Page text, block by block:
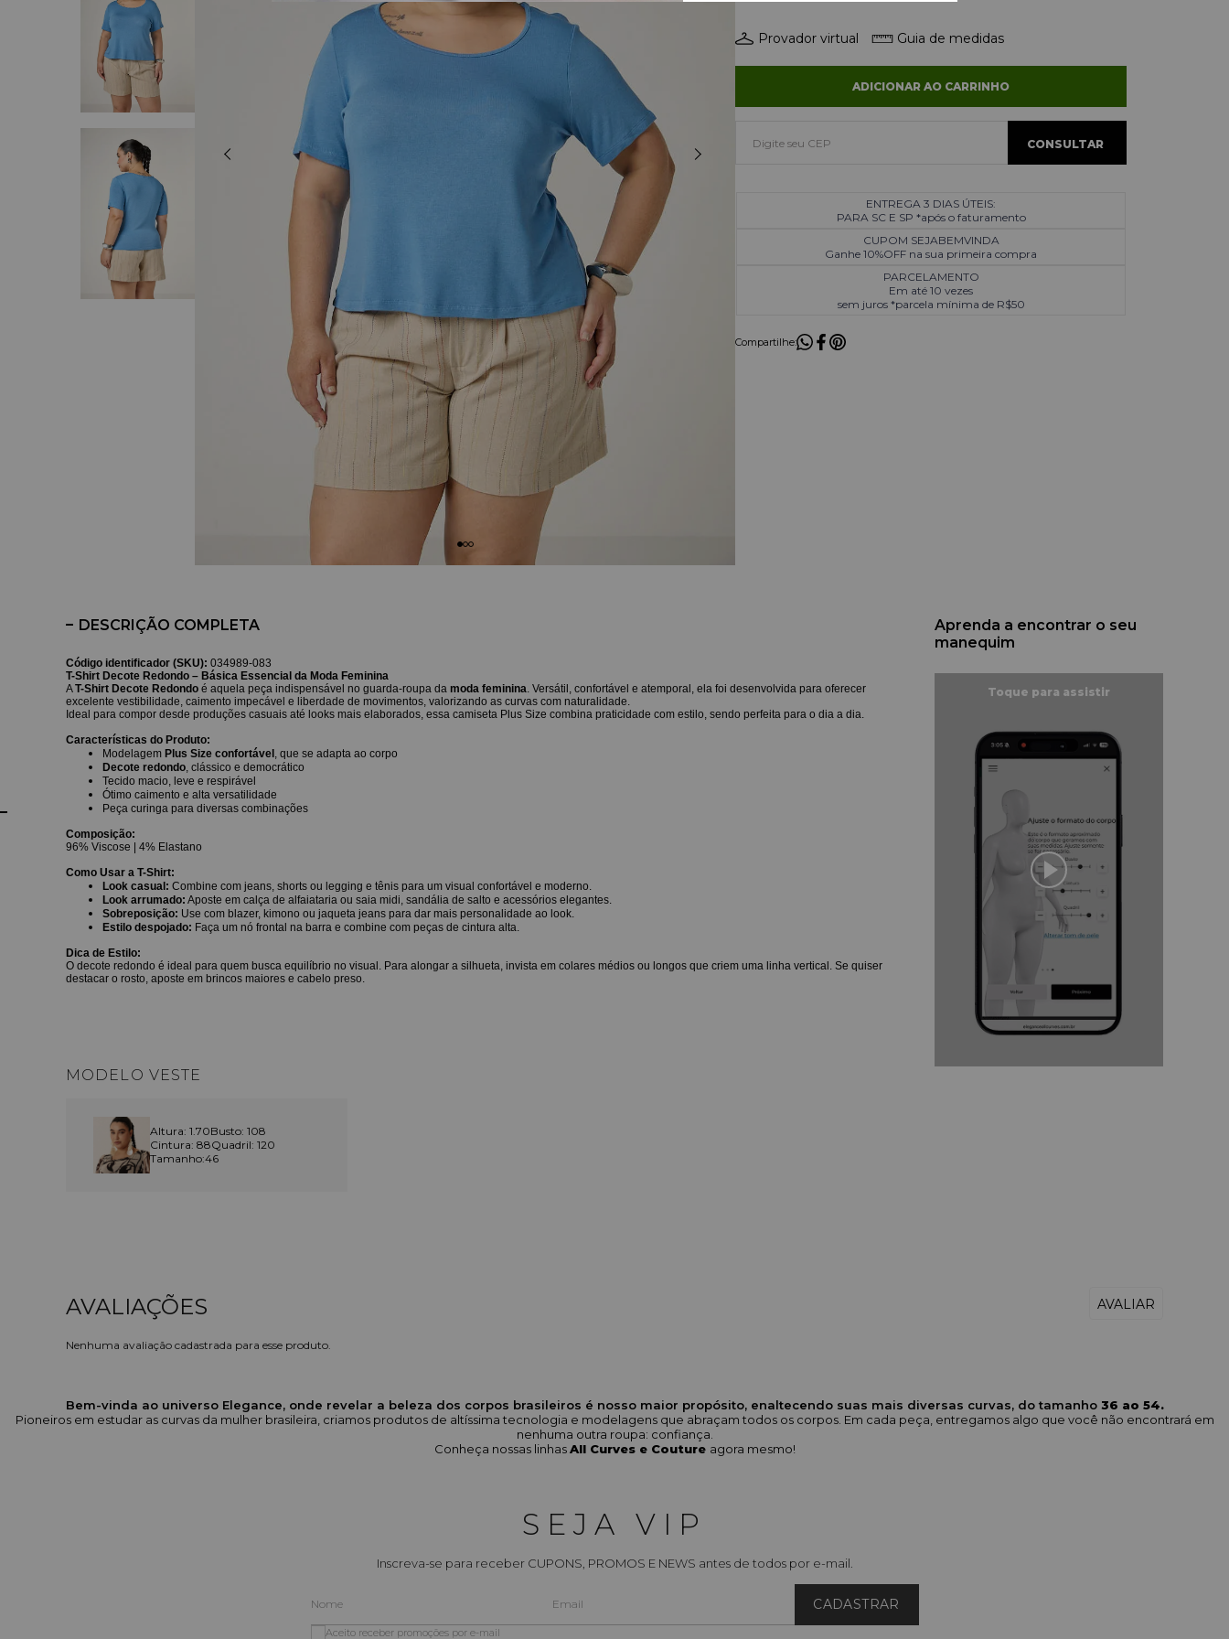
Provador virtual Guia de medidas
ADICIONAR AO CARRINHO
ENTREGA 3 DIAS ÚTEIS:
PARA SC E SP *após o faturamento
CUPOM SEJABEMVINDA
Ganhe 10%OFF na sua primeira compra
PARCELAMENTO
Em até 10 vezes
sem juros *parcela mínima de R$50
Compartilhe:
DESCRIÇÃO COMPLETA
Código identificador (SKU): 034989-083
T-Shirt Decote Redondo – Básica Essencial da Moda Feminina
AT-Shirt Decote Redondo é aquela peça indispensável no guarda-roupa da moda feminina . Versátil, confortável e atemporal, ela foi desenvolvida para oferecer
excelente vestibilidade, caimento impecável e liberdade de movimentos, valorizando as curvas com naturalidade.
Ideal para compor desde produções casuais até looks mais elaborados, essa camiseta Plus Size combina praticidade com estilo, sendo perfeita para o dia a dia.
Características do Produto:
Modelagem Plus Size confortável , que se adapta ao corpo
Decote redondo , clássico e democrático
Tecido macio, leve e respirável
Ótimo caimento e alta versatilidade
Peça curinga para diversas combinações
Composição:
96% Viscose | 4% Elastano
Como Usar a T-Shirt:
Look casual: Combine com jeans, shorts ou legging e tênis para um visual confortável e moderno.
Look arrumado: Aposte em calça de alfaiataria ou saia midi, sandália de salto e acessórios elegantes.
Sobreposição: Use com blazer, kimono ou jaqueta jeans para dar mais personalidade ao look.
Estilo despojado: Faça um nó frontal na barra e combine com peças de cintura alta.
Dica de Estilo:
O decote redondo é ideal para quem busca equilíbrio no visual. Para alongar a silhueta, invista em colares médios ou longos que criem uma linha vertical. Se quiser
destacar o rosto, aposte em brincos maiores e cabelo preso.
Aprenda a encontrar o seu
manequim
MODELO VESTE
Altura: 1.70Busto: 108
Cintura: 88Quadril: 120
Tamanho:46
Nenhuma avaliação cadastrada para esse produto.
Bem-vinda ao universo Elegance, onde revelar a beleza dos corpos brasileiros é nosso maior propósito, enaltecendo suas mais diversas curvas, do tamanho36 ao 54.
Pioneiros em estudar as curvas da mulher brasileira, criamos produtos de altíssima tecnologia e modelagens que abraçam todos os corpos. Em cada peça, entregamos algo que você não encontrará em
nenhuma outra roupa: confiança.
Conheça nossas linhasAll Curves e Couture agora mesmo!
SEJA VIP
Inscreva-se para receber CUPONS, PROMOS E NEWS antes de todos por e-mail.
CADASTRAR
Aceito receber promoções por e-mail